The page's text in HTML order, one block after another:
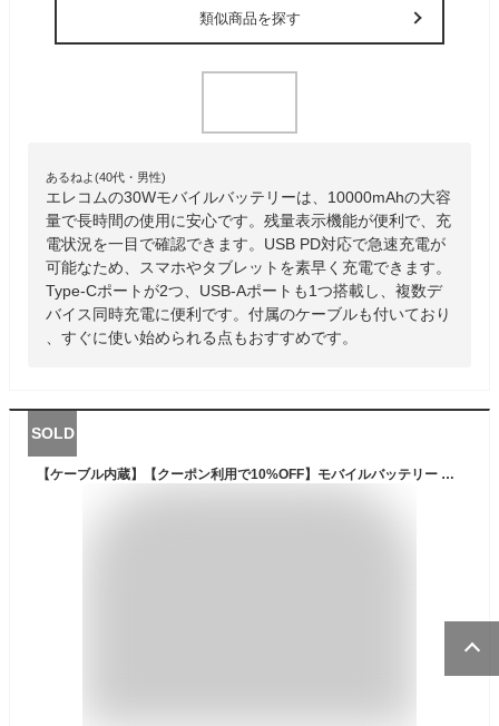
類似商品を探す
あるねよ(40代・男性)
エレコムの30Wモバイルバッテリーは、10000mAhの大容
量で長時間の使用に安心です。残量表示機能が便利で、充
電状況を一目で確認できます。USB PD対応で急速充電が
可能なため、スマホやタブレットを素早く充電できます。
Type-Cポートが2つ、USB-Aポートも1つ搭載し、複数デ
バイス同時充電に便利です。付属のケーブルも付いており
、すぐに使い始められる点もおすすめです。
SOLD
【ケーブル内蔵】【クーポン利用で10%OFF】モバイルバッテリー 大容量 小型 20000mAh ケーブル4本内蔵 急速充電 スマホ充電器 鏡面スクリーン 5V/2A micro type-c USB LEDライト付 残量表示出張 停電対策 PSE iPhone/Android対応 防災グッズ